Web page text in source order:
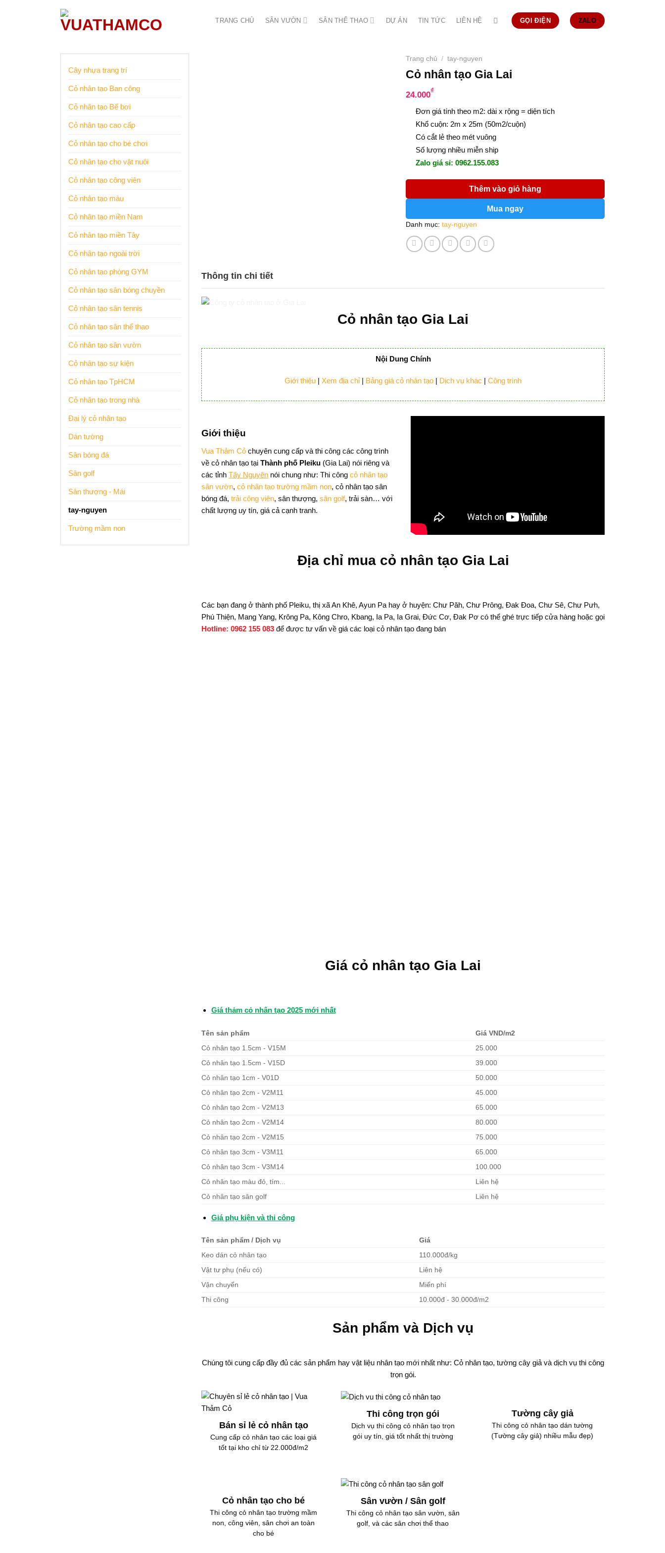
TRANG CHỦ SÂN VƯỜN SÂN THỂ THAO DỰ ÁN TIN TỨC LIÊN HỆ GỌI ĐIỆN ZALO
Cây nhựa trang trí
Cỏ nhân tạo Ban công
Cỏ nhân tạo Bể bơi
Cỏ nhân tạo cao cấp
Cỏ nhân tạo cho bé chơi
Cỏ nhân tạo cho vật nuôi
Cỏ nhân tạo công viên
Cỏ nhân tạo màu
Cỏ nhân tạo miền Nam
Cỏ nhân tạo miền Tây
Cỏ nhân tạo ngoài trời
Cỏ nhân tạo phòng GYM
Cỏ nhân tạo sân bóng chuyền
Cỏ nhân tạo sân tennis
Cỏ nhân tạo sân thể thao
Cỏ nhân tạo sân vườn
Cỏ nhân tạo sự kiện
Cỏ nhân tạo TpHCM
Cỏ nhân tạo trong nhà
Đại lý cỏ nhân tạo
Dán tường
Sân bóng đá
Sân golf
Sân thượng - Mái
tay-nguyen
Trường mầm non
Trang chủ / tay-nguyen
Cỏ nhân tạo Gia Lai
24.000₫
Đơn giá tính theo m2: dài x rộng = diện tích
Khổ cuộn: 2m x 25m (50m2/cuộn)
Có cắt lẻ theo mét vuông
Số lượng nhiều miễn ship
Zalo giá sỉ: 0962.155.083
Thêm vào giỏ hàng
Mua ngay
Danh mục: tay-nguyen
Thông tin chi tiết
Cỏ nhân tạo Gia Lai
Nội Dung Chính
Giới thiệu | Xem địa chỉ| Bảng giá cỏ nhân tạo | Dịch vụ khác | Công trình
Giới thiệu
Vua Thảm Cỏ chuyên cung cấp và thi công các công trình
về cỏ nhân tạo tại Thành phố Pleiku (Gia Lai) nói riêng và
các tỉnh Tây Nguyên nói chung như: Thi công cỏ nhân tạo
sân vườn, cỏ nhân tạo trường mầm non, cỏ nhân tạo sân
bóng đá, trải công viên, sân thượng, sân golf, trải sàn… với
chất lượng uy tín, giá cả cạnh tranh.
Địa chỉ mua cỏ nhân tạo Gia Lai
Các bạn đang ở thành phố Pleiku, thị xã An Khê, Ayun Pa hay ở huyện: Chư Păh, Chư Prông, Đak Đoa, Chư Sê, Chư Pưh,
Phú Thiện, Mang Yang, Krông Pa, Kông Chro, Kbang, Ia Pa, Ia Grai, Đức Cơ, Đak Pơ có thể ghé trực tiếp cửa hàng hoặc gọi
Hotline: 0962 155 083 để được tư vấn về giá các loại cỏ nhân tạo đang bán
Giá cỏ nhân tạo Gia Lai
Giá thảm cỏ nhân tạo 2025 mới nhất
Tên sản phẩm
Giá VND/m2
Cỏ nhân tạo 1.5cm - V15M
25.000
Cỏ nhân tạo 1.5cm - V15D
39.000
Cỏ nhân tạo 1cm - V01D
50.000
Cỏ nhân tạo 2cm - V2M11
45.000
Cỏ nhân tạo 2cm - V2M13
65.000
Cỏ nhân tạo 2cm - V2M14
80.000
Cỏ nhân tạo 2cm - V2M15
75.000
Cỏ nhân tạo 3cm - V3M11
65.000
Cỏ nhân tạo 3cm - V3M14
100.000
Cỏ nhân tạo màu đỏ, tím...
Liên hệ
Cỏ nhân tạo sân golf
Liên hệ
Giá phụ kiện và thi công
Tên sản phẩm / Dịch vụ
Giá
Keo dán cỏ nhân tạo
110.000đ/kg
Vật tư phụ (nếu có)
Liên hệ
Vận chuyển
Miển phí
Thi công
10.000đ - 30.000đ/m2
Sản phẩm và Dịch vụ
Chúng tôi cung cấp đầy đủ các sản phẩm hay vật liệu nhân tạo mới nhất như: Cỏ nhân tạo, tường cây giả và dịch vụ thi công
trọn gói.
Bán sỉ lẻ cỏ nhân tạo
Cung cấp cỏ nhân tạo các loại giá
tốt tại kho chỉ từ 22.000đ/m2
Thi công trọn gói
Dịch vụ thi công cỏ nhân tạo trọn
gói uy tín, giá tốt nhất thị trường
Tường cây giả
Thi công cỏ nhân tạo dán tường
(Tường cây giả) nhiều mẫu đẹp)
Cỏ nhân tạo cho bé
Thi công cỏ nhân tạo trường mầm
non, công viên, sân chơi an toàn
cho bé
Sân vườn / Sân golf
Thi công cỏ nhân tạo sân vườn, sân
golf, và các sân chơi thể thao